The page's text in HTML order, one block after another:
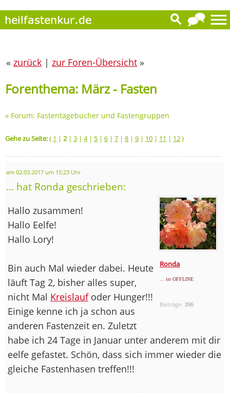
« zurück | zur Foren-Übersicht »
Forenthema: März - Fasten
» Forum: Fastentagebücher und Fastengruppen
Gehe zu Seite:( 1 | 2| 3 | 4| 5 | 6 | 7 | 8 | 9 | 10 | 11 | 12)
am 02.03.2017 um 15:23 Uhr
... hat Ronda geschrieben:
Ronda
... ist OFFLINE
Beiträge:396
Hallo zusammen!
Hallo Eelfe!
Hallo Lory!
Bin auch Mal wieder dabei. Heute
läuft Tag 2, bisher alles super,
nicht Mal Kreislaufoder Hunger!!!
Einige kenne ich ja schon aus
anderen Fastenzeit en. Zuletzt
habe ich 24 Tage in Januar unter anderem mit dir
eelfe gefastet. Schön, dass sich immer wieder die
gleiche Fastenhasen treffen!!!